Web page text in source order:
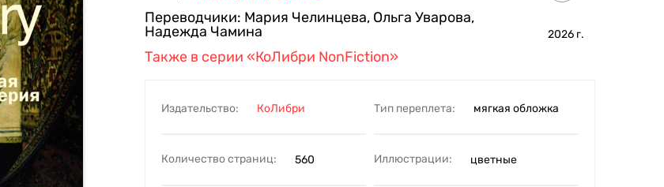
Переводчики: Мария Челинцева, Ольга Уварова,
Надежда Чамина
2026 г.
Также в серии «КоЛибри NonFiction»
Издательство: КоЛибри Тип переплета: мягкая обложка
Количество страниц: 560 Иллюстрации: цветные